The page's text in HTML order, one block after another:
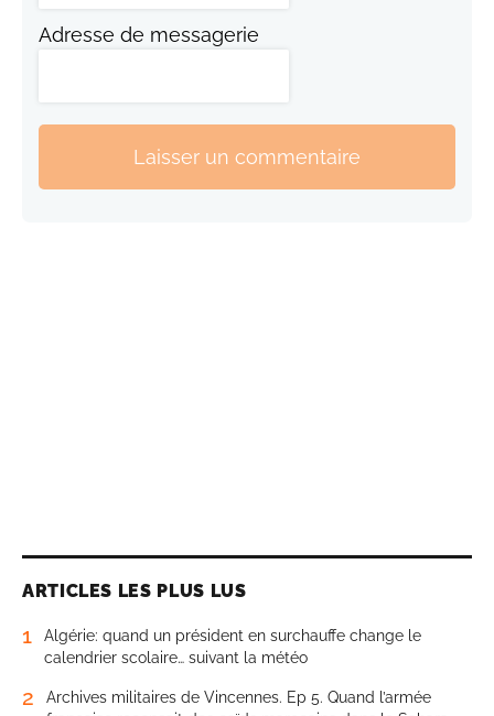
Adresse de messagerie
Laisser un commentaire
ARTICLES LES PLUS LUS
1
Algérie: quand un président en surchauffe change le
calendrier scolaire… suivant la météo
2
Archives militaires de Vincennes. Ep 5. Quand l’armée